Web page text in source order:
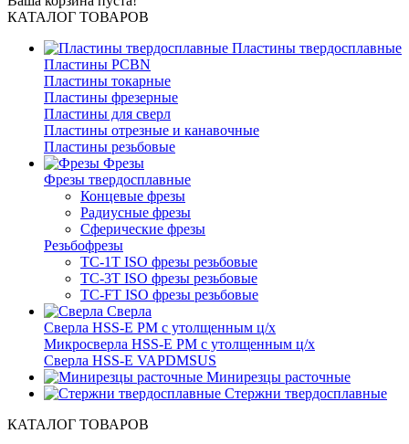
КАТАЛОГ ТОВАРОВ
Пластины твердосплавные
Пластины PCBN
Пластины токарные
Пластины фрезерные
Пластины для сверл
Пластины отрезные и канавочные
Пластины резьбовые
Фрезы
Фрезы твердосплавные
Концевые фрезы
Радиусные фрезы
Сферические фрезы
Резьбофрезы
TC-1T ISO фрезы резьбовые
TC-3T ISO фрезы резьбовые
TC-FT ISO фрезы резьбовые
Сверла
Cверла HSS-E PM c утолщенным ц/х
Микросверла HSS-E PM c утолщенным ц/х
Сверла HSS-E VAPDMSUS
Минирезцы расточные
Cтержни твердосплавные
КАТАЛОГ ТОВАРОВ